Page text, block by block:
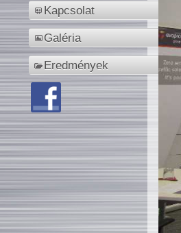
Kapcsolat
Galéria
Eredmények